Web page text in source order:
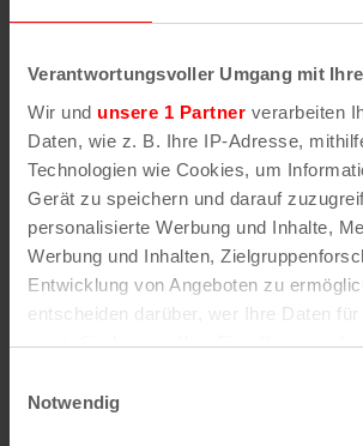
Verantwortungsvoller Umgang mit
Wir und unsere 1 Partner verarbeiten
Daten, wie z. B. Ihre IP-Adresse,
Technologien wie Cookies, um
Gerät zu speichern und darauf
personalisierte Werbung und Inhalte,
Werbung und Inhalten,
Entwicklung von Angeboten zu
entscheiden darüber, wer Ihre Daten
nutzt. Sie können Ihre Einwilligung
Trigger Symbol ändern oder widerrufen
Notwendig
Auf einen Blick
Adresse
50674 Köln